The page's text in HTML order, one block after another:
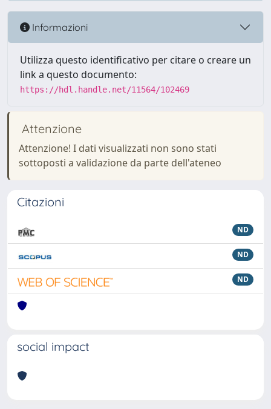
Informazioni
Utilizza questo identificativo per citare o creare un
link a questo documento:
https://hdl.handle.net/11564/102469
Attenzione
Attenzione! I dati visualizzati non sono stati
sottoposti a validazione da parte dell'ateneo
Citazioni
ND
ND
ND
social impact